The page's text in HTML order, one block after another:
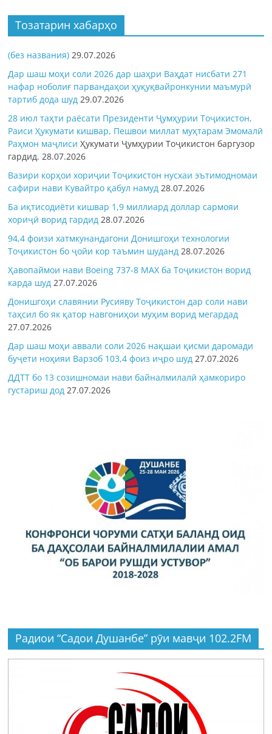
Тозатарин хабарҳо
(без названия) 29.07.2026
Дар шаш моҳи соли 2026 дар шаҳри Ваҳдат нисбати 271
нафар ноболиғ парвандаҳои ҳуқуқвайронкунии маъмурӣ
тартиб дода шуд 29.07.2026
28 июл таҳти раёсати Президенти Ҷумҳурии Тоҷикистон,
Раиси Ҳукумати кишвар, Пешвои миллат муҳтарам Эмомалӣ
Раҳмон маҷлисиҲукумати Ҷумҳурии Тоҷикистон баргузор
гардид.28.07.2026
Вазири корҳои хориҷии Тоҷикистон нусхаи эътимодномаи
сафири нави Кувайтро қабул намуд 28.07.2026
Ба иқтисодиёти кишвар 1,9 миллиард доллар сармояи
хориҷӣ ворид гардид 28.07.2026
94,4 фоизи хатмкунандагони Донишгоҳи технологии
Тоҷикистон бо ҷойи кор таъмин шуданд 28.07.2026
Ҳавопаймои нави Boeing 737-8 MAX ба Тоҷикистон ворид
карда шуд 27.07.2026
Донишгоҳи славянии Русияву Тоҷикистон дар соли нави
таҳсил бо як қатор навгониҳои муҳим ворид мегардад
27.07.2026
Дар шаш моҳи аввали соли 2026 нақшаи қисми даромади
буҷети ноҳияи Варзоб 103,4 фоиз иҷро шуд 27.07.2026
ДДТТ бо 13 созишномаи нави байналмилалӣ ҳамкориро
густариш дод 27.07.2026
Радиои “Садои Душанбе” рӯи мавҷи 102.2FM